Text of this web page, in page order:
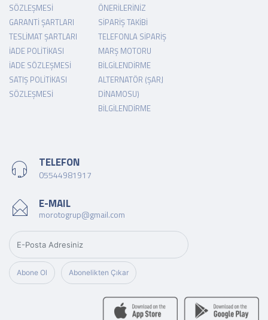
SÖZLEŞMESI
GARANTI ŞARTLARI
TESLIMAT ŞARTLARI
İADE POLITIKASI
İADE SÖZLEŞMESI
SATIŞ POLITIKASI
SÖZLEŞMESI
ÖNERILERINIZ
SIPARIŞ TAKIBI
TELEFONLA SIPARIŞ
MARŞ MOTORU
BILGILENDIRME
ALTERNATÖR (ŞARJ
DINAMOSU)
BILGILENDIRME
TELEFON
05544981917
E-MAIL
morotogrup@gmail.com
Abone Ol Abonelikten Çıkar